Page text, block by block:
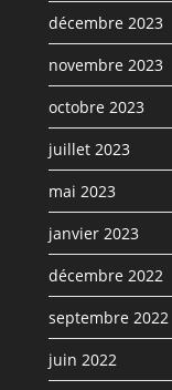
décembre 2023
novembre 2023
octobre 2023
juillet 2023
mai 2023
janvier 2023
décembre 2022
septembre 2022
juin 2022